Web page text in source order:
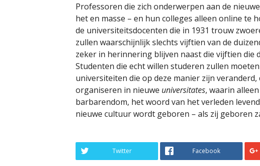
Professoren die zich onderwerpen aan de
het en masse – en hun colleges alleen online te
de universiteitsdocenten die in 1931 trouw
zullen waarschijnlijk slechts vijftien van de
zeker in herinnering blijven naast die vijftien die
Studenten die echt willen studeren zullen
universiteiten die op deze manier zijn
organiseren in nieuwe universitates, waarin
barbarendom, het woord van het verleden
nieuwe cultuur wordt geboren – als zij geboren
Twitter Facebook